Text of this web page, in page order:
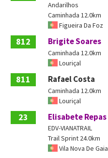
Andarilhos
Caminhada 12.0km
Figueira Da Foz
812 Brigite Soares
Caminhada 12.0km
Louriçal
811 Rafael Costa
Caminhada 12.0km
Louriçal
23 Elisabete Repas
EDV-VIANATRAIL
Trail Sprint 24.0km
Vila Nova De Gaia